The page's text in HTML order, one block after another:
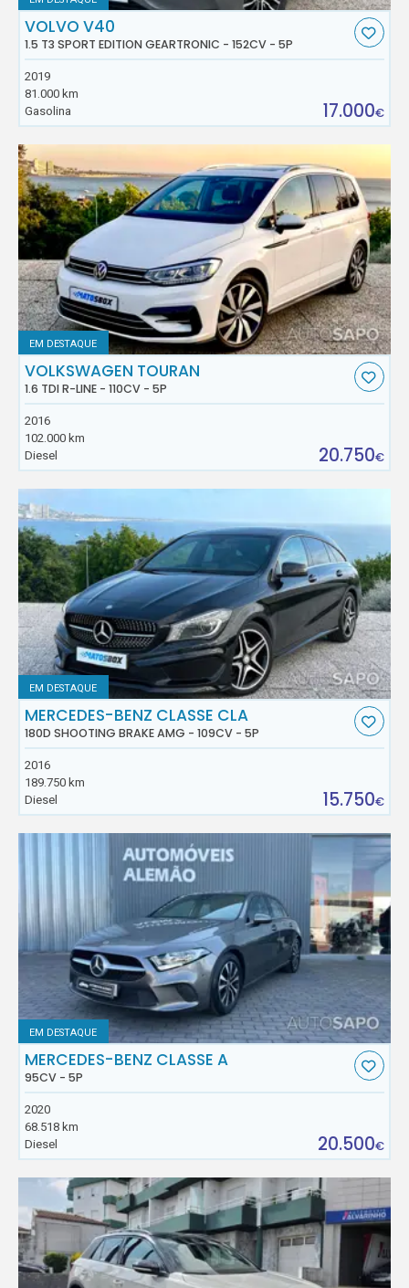
VOLVO V40
1.5 T3 SPORT EDITION GEARTRONIC - 152CV - 5P
2019
81.000 km
Gasolina
17.000€
EM DESTAQUE
VOLKSWAGEN TOURAN
1.6 TDI R-LINE - 110CV - 5P
2016
102.000 km
Diesel
20.750€
EM DESTAQUE
MERCEDES-BENZ CLASSE CLA
180D SHOOTING BRAKE AMG - 109CV - 5P
2016
189.750 km
Diesel
15.750€
EM DESTAQUE
MERCEDES-BENZ CLASSE A
95CV - 5P
2020
68.518 km
Diesel
20.500€